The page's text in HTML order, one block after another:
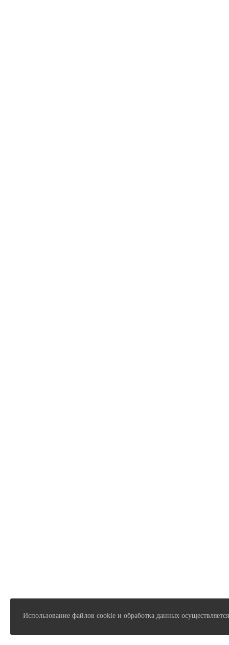
Использование файлов cookie и обработка данных